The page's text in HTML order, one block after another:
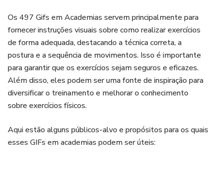
Os 497 Gifs em Academias servem principalmente para
fornecer instruções visuais sobre como realizar exercícios
de forma adequada, destacando a técnica correta, a
postura e a sequência de movimentos. Isso é importante
para garantir que os exercícios sejam seguros e eficazes.
Além disso, eles podem ser uma fonte de inspiração para
diversificar o treinamento e melhorar o conhecimento
sobre exercícios físicos.
Aqui estão alguns públicos-alvo e propósitos para os quais
esses GIFs em academias podem ser úteis: